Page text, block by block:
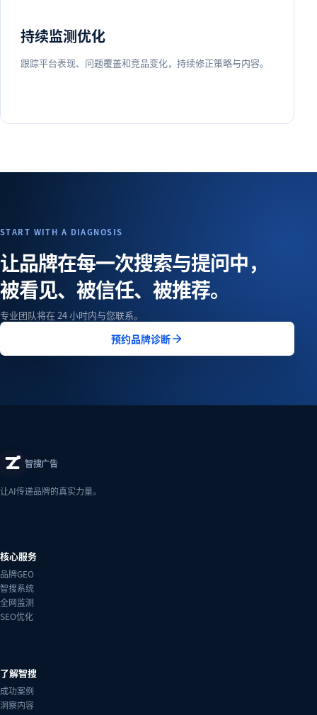
持续监测优化
跟踪平台表现、问题覆盖和竞品变化，持续修正策略与内容。
START WITH A DIAGNOSIS
让品牌在每一次搜索与提问中，
被看见、被信任、被推荐。
专业团队将在 24 小时内与您联系。
预约品牌诊断
智搜广告
让AI传递品牌的真实力量。
核心服务
品牌GEO
智搜系统
全网监测
SEO优化
了解智搜
成功案例
洞察内容